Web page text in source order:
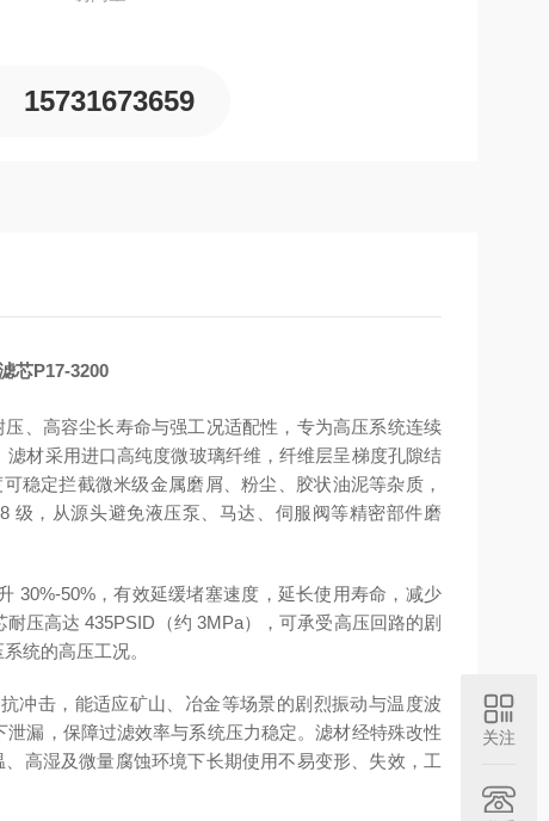
15731673659
芯P17-3200
、高容尘长寿命与强工况适配性 ，专为高压系统连续
滤材采用进口高纯度微玻璃纤维 ，纤维层呈梯度孔隙结
稳定拦截微米级金属磨屑、粉尘、胶状油泥等杂质，
级，从源头避免液压泵、马达、伺服阀等精密部件磨
30%-50%，有效延缓堵塞速度，延长使用寿命，减少
耐压高达 435PSID（约 3MPa）
，可承受高压回路的剧
统的高压工况。
冲击，能适应矿山、冶金等场景的剧烈振动与温度波
漏，保障过滤效率与系统压力稳定。滤材经特殊改性
高湿及微量腐蚀环境下长期使用不易变形、失效，工
关注